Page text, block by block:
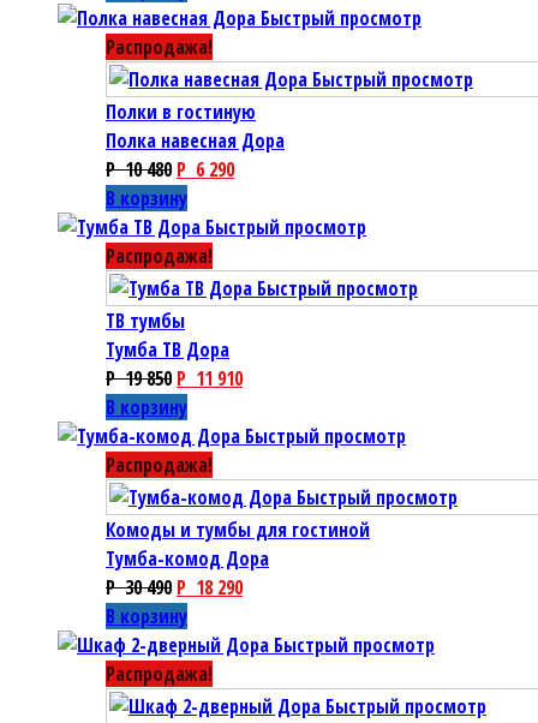
Быстрый просмотр
Распродажа!
Быстрый просмотр
Полки в гостиную
Полка навесная Дора
P10 480 P 6 290
В корзину
Быстрый просмотр
Распродажа!
Быстрый просмотр
ТВ тумбы
Тумба ТВ Дора
P19 850 P 11 910
В корзину
Быстрый просмотр
Распродажа!
Быстрый просмотр
Комоды и тумбы для гостиной
Тумба-комод Дора
P30 490 P 18 290
В корзину
Быстрый просмотр
Распродажа!
Быстрый просмотр